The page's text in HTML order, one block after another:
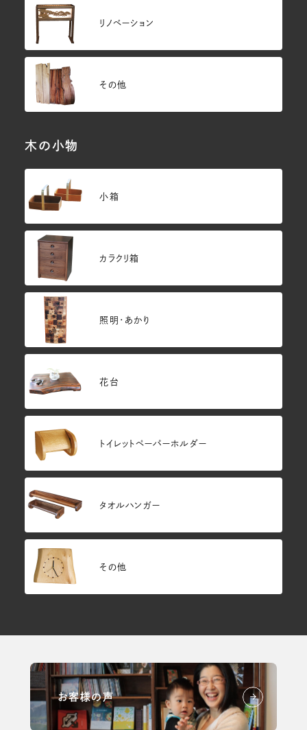
リノベーション
その他
木の小物
小箱
カラクリ箱
照明・あかり
花台
トイレットペーパーホルダー
タオルハンガー
その他
お客様の声